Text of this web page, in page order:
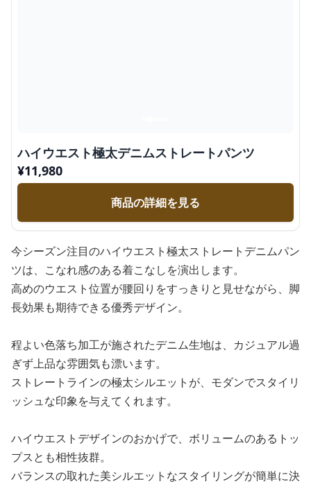
ハイウエスト極太デニムストレートパンツ
¥11,980
商品の詳細を見る
今シーズン注目のハイウエスト極太ストレートデニムパン
ツは、こなれ感のある着こなしを演出します。
高めのウエスト位置が腰回りをすっきりと見せながら、脚
長効果も期待できる優秀デザイン。
程よい色落ち加工が施されたデニム生地は、カジュアル過
ぎず上品な雰囲気も漂います。
ストレートラインの極太シルエットが、モダンでスタイリ
ッシュな印象を与えてくれます。
ハイウエストデザインのおかげで、ボリュームのあるトッ
プスとも相性抜群。
バランスの取れた美シルエットなスタイリングが簡単に決